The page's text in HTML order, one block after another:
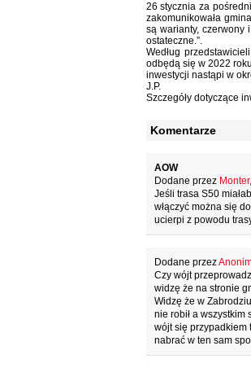
26 stycznia za
zakomunikowała
są warianty, czerwony
ostateczne.”.
Według
odbędą się w 2022
inwestycji nastąpi w
J.P.
Szczegóły dotyczące
Komentarze
AOW
Dodane przez Monter
Jeśli trasa S50
włączyć można się
ucierpi z powodu
Dodane przez
Czy wójt
widzę że na stronie
Widzę że w
nie robił a wszystkim
wójt się przypadkiem
nabrać w ten sam